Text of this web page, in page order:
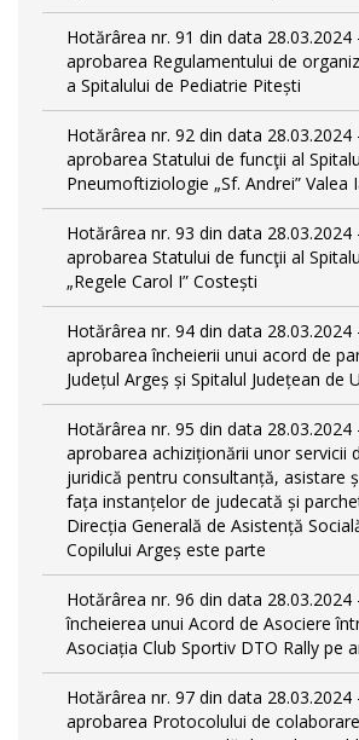
Hotărârea nr. 91 din data
aprobarea Regulamentului de
a Spitalului de Pediatrie Pitești
Hotărârea nr. 92 din data
aprobarea Statului de funcţii al
Pneumoftiziologie „Sf. Andrei” Valea
Hotărârea nr. 93 din data
aprobarea Statului de funcţii al
„Regele Carol I” Costești
Hotărârea nr. 94 din data
aprobarea încheierii unui acord de
Județul Argeș și Spitalul Județean de
Hotărârea nr. 95 din data
aprobarea achiziționării unor servicii
juridică pentru consultanță, asistare
fața instanțelor de judecată și
Direcția Generală de Asistență
Copilului Argeș este parte
Hotărârea nr. 96 din data
încheierea unui Acord de Asociere
Asociația Club Sportiv DTO Rally pe
Hotărârea nr. 97 din data
aprobarea Protocolului de